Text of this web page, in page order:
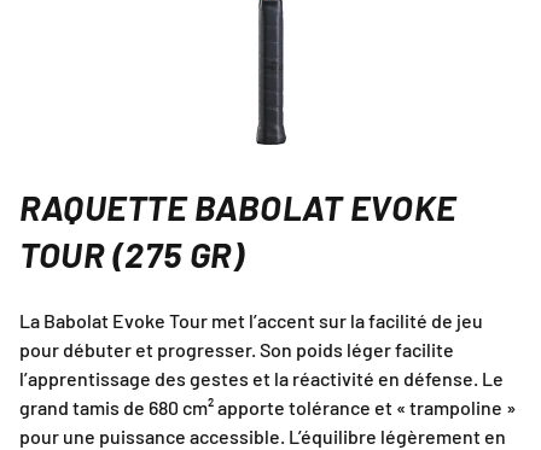
RAQUETTE BABOLAT EVOKE
TOUR (275 GR)
La Babolat Evoke Tour met l’accent sur la facilité de jeu
pour débuter et progresser. Son poids léger facilite
l’apprentissage des gestes et la réactivité en défense. Le
grand tamis de 680 cm² apporte tolérance et « trampoline »
pour une puissance accessible. L’équilibre légèrement en